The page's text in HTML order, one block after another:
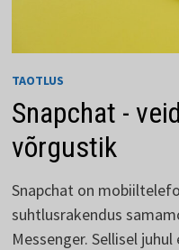
TAOTLUS
Snapchat -
võrgustik
Snapchat on
suhtlusrakendus
Messenger. Sellisel